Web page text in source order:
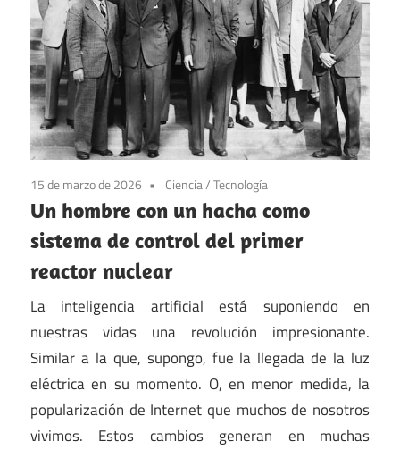
15 de marzo de 2026 Ciencia/Tecnología
Un hombre con un hacha como
sistema de control del primer
reactor nuclear
La inteligencia artificial está suponiendo en
nuestras vidas una revolución impresionante.
Similar a la que, supongo, fue la llegada de la luz
eléctrica en su momento. O, en menor medida, la
popularización de Internet que muchos de nosotros
vivimos. Estos cambios generan en muchas